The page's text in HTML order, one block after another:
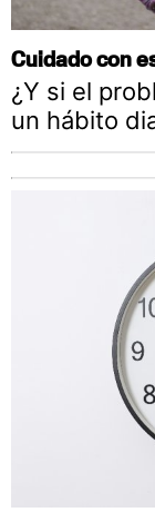
Cuidado con
¿Y si el
un hábito